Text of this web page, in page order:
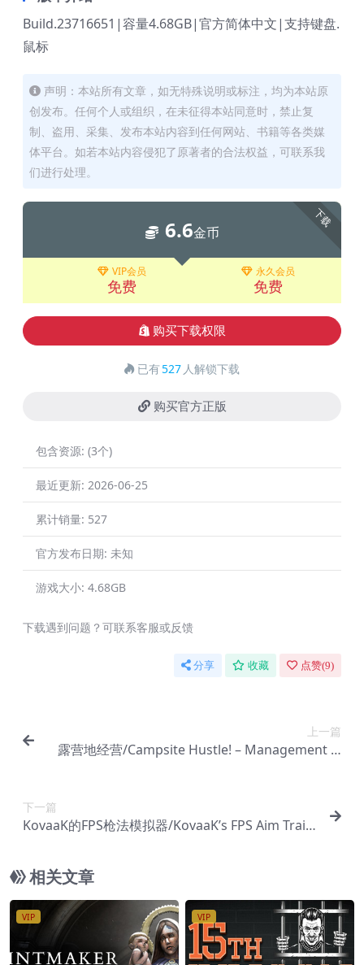
Build.23716651|容量4.68GB|官方简体中文|支持键盘.
鼠标
声明：本站所有文章，如无特殊说明或标注，均为本站原
创发布。任何个人或组织，在未征得本站同意时，禁止复
制、盗用、采集、发布本站内容到任何网站、书籍等各类媒
体平台。如若本站内容侵犯了原著者的合法权益，可联系我
们进行处理。
下载
6.6金币
VIP会员
免费
永久会员
免费
购买下载权限
已有527 人解锁下载
购买官方正版
包含资源: (3个)
最近更新: 2026-06-25
累计销量: 527
官方发布日期: 未知
游戏大小: 4.68GB
下载遇到问题？可联系客服或反馈
分享 收藏 点赞(9)
上一篇
露营地经营/Campsite Hustle! – Management Si
下一篇
KovaaK的FPS枪法模拟器/KovaaK’s FPS Aim Train
相关文章
VIP VIP